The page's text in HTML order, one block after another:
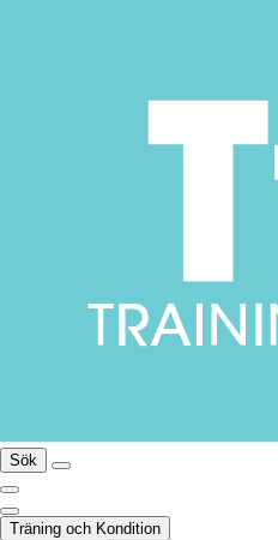
Sök
Träning och Kondition